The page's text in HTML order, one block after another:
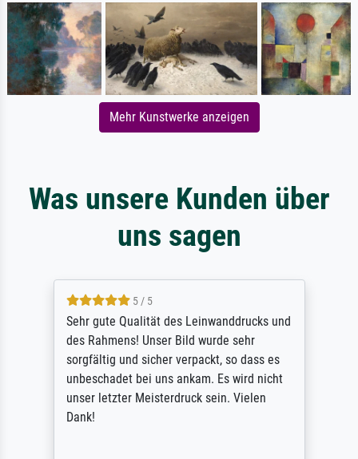
Mehr Kunstwerke anzeigen
Was unsere Kunden über
uns sagen
5 / 5
Sehr gute Qualität des Leinwanddrucks und
des Rahmens! Unser Bild wurde sehr
sorgfältig und sicher verpackt, so dass es
unbeschadet bei uns ankam. Es wird nicht
unser letzter Meisterdruck sein. Vielen
Dank!